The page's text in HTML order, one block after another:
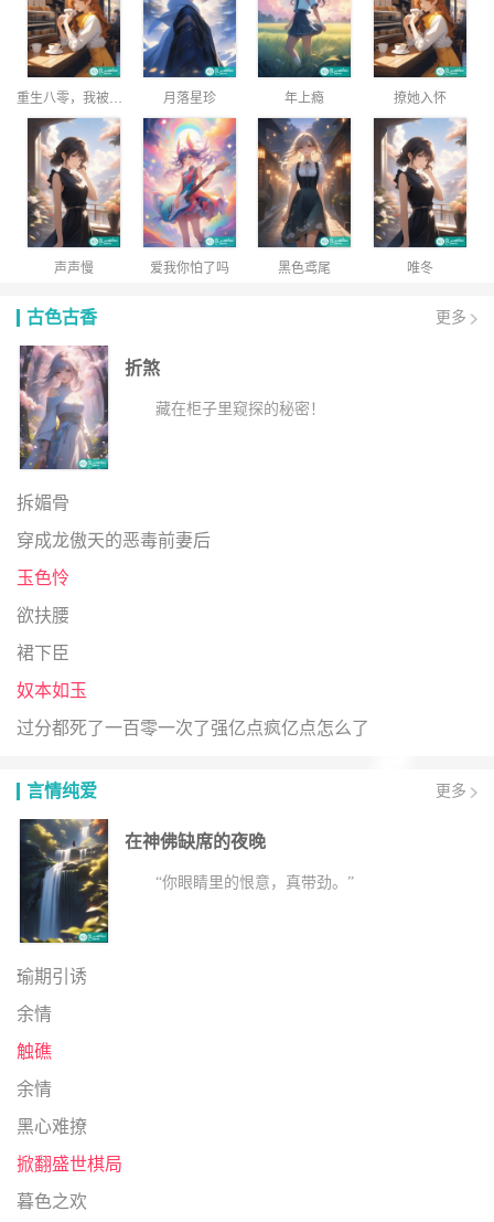
重生八零，我被隔壁糙汉宠上天 月落星珍 年上瘾 撩她入怀
声声慢 爱我你怕了吗 黑色鸢尾 唯冬
古色古香 更多
折煞
藏在柜子里窥探的秘密！
拆媚骨
穿成龙傲天的恶毒前妻后
玉色怜
欲扶腰
裙下臣
奴本如玉
过分都死了一百零一次了强亿点疯亿点怎么了
言情纯爱 更多
在神佛缺席的夜晚
“你眼睛里的恨意，真带劲。”
瑜期引诱
余情
触礁
余情
黑心难撩
掀翻盛世棋局
暮色之欢